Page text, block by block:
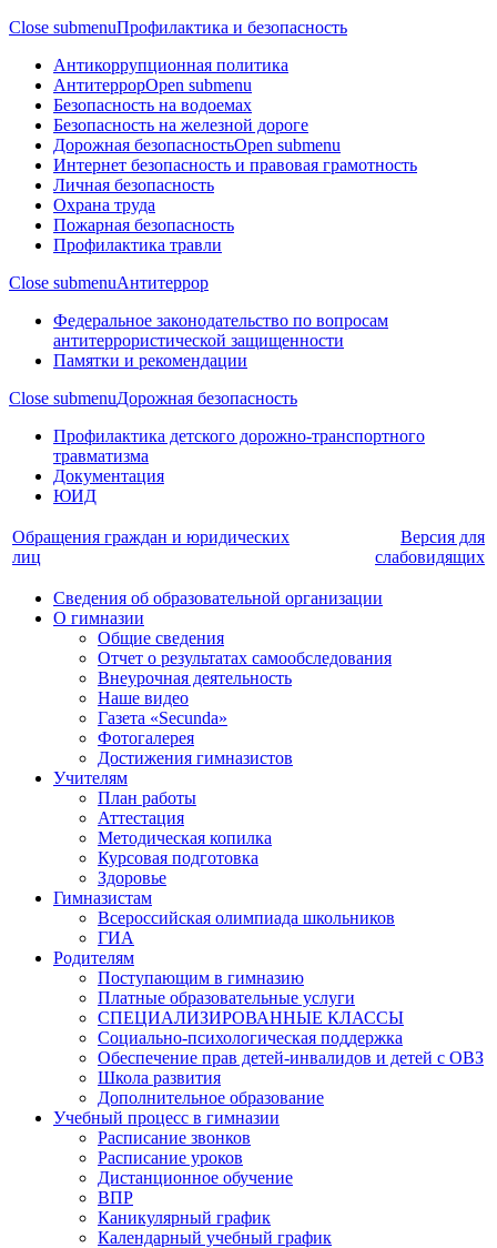
Close submenuПрофилактика и безопасность
Антикоррупционная политика
АнтитеррорOpen submenu
Безопасность на водоемах
Безопасность на железной дороге
Дорожная безопасностьOpen submenu
Интернет безопасность и правовая грамотность
Личная безопасность
Охрана труда
Пожарная безопасность
Профилактика травли
Close submenuАнтитеррор
Федеральное законодательство по вопросам
антитеррористической защищенности
Памятки и рекомендации
Close submenuДорожная безопасность
Профилактика детского дорожно-транспортного
травматизма
Документация
ЮИД
Обращения граждан и юридических
лиц
Версия для
слабовидящих
Сведения об образовательной организации
О гимназии
Общие сведения
Отчет о результатах самообследования
Внеурочная деятельность
Наше видео
Газета «Secunda»
Фотогалерея
Достижения гимназистов
Учителям
План работы
Аттестация
Методическая копилка
Курсовая подготовка
Здоровье
Гимназистам
Всероссийская олимпиада школьников
ГИА
Родителям
Поступающим в гимназию
Платные образовательные услуги
СПЕЦИАЛИЗИРОВАННЫЕ КЛАССЫ
Социально-психологическая поддержка
Обеспечение прав детей-инвалидов и детей с ОВЗ
Школа развития
Дополнительное образование
Учебный процесс в гимназии
Расписание звонков
Расписание уроков
Дистанционное обучение
ВПР
Каникулярный график
Календарный учебный график